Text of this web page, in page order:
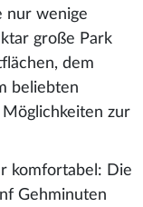
nur wenige
große Park
dem
beliebten
zur
komfortabel: Die
Gehminuten